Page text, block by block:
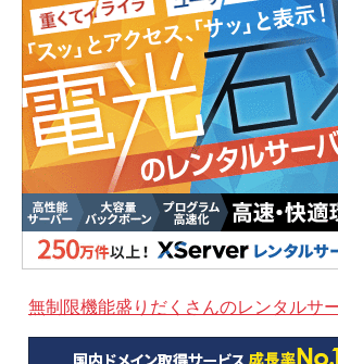
無制限機能盛りだくさんのレンタルサ